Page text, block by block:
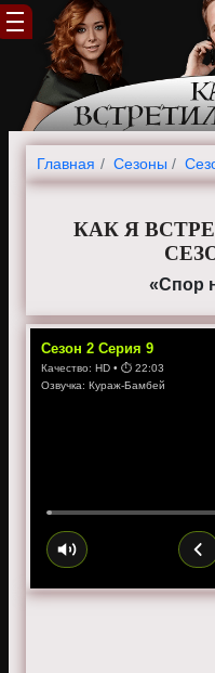
Главная Cезоны
КАК Я
«Спор
Сезон 2 Серия 9
Качество: HD • ⏱ 22:03
Озвучка: Кураж-Бамбей